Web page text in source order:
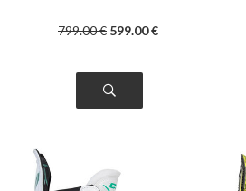
799.00€ 599.00€